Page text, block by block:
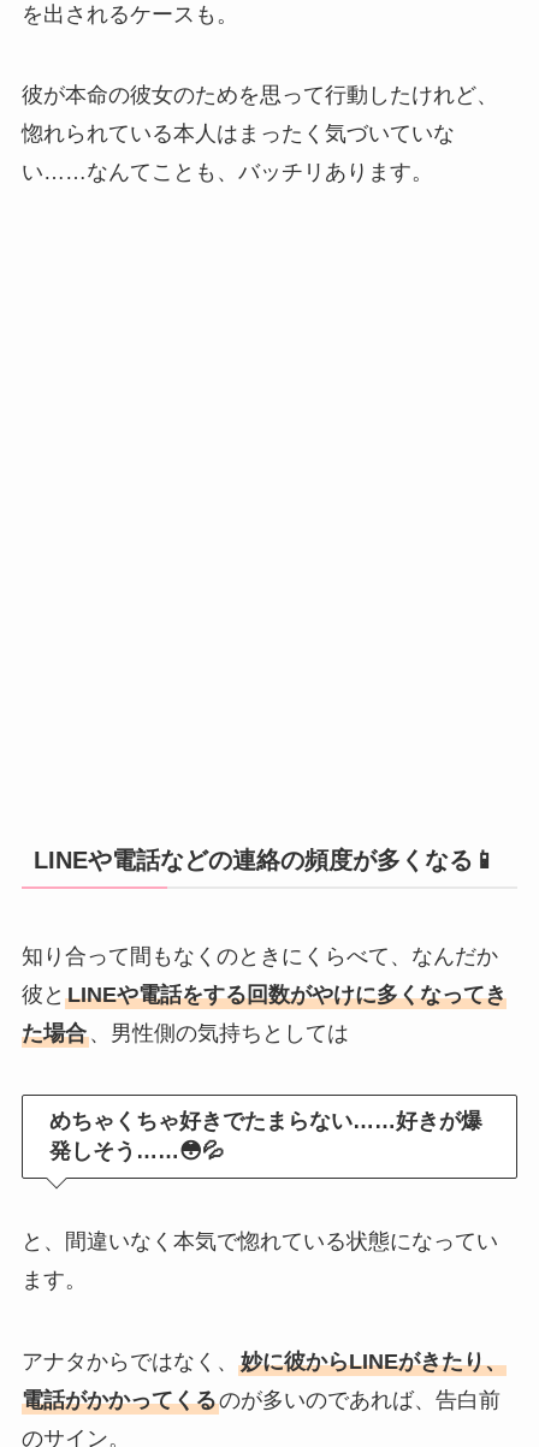
を出されるケースも。
彼が本命の彼女のためを思って行動したけれど、
惚れられている本人はまったく気づいていな
い……なんてことも、バッチリあります。
LINEや電話などの連絡の頻度が多くなる📱
知り合って間もなくのときにくらべて、なんだか
彼と LINEや電話をする回数がやけに多くなってき
た場合、男性側の気持ちとしては
めちゃくちゃ好きでたまらない……好きが爆
発しそう……😳💦
と、間違いなく本気で惚れている状態になってい
ます。
アナタからではなく、 妙に彼からLINEがきたり、
電話がかかってくるのが多いのであれば、告白前
のサイン。